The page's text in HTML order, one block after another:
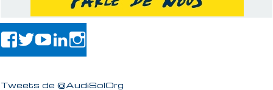
Tweets de @AudiSolOrg